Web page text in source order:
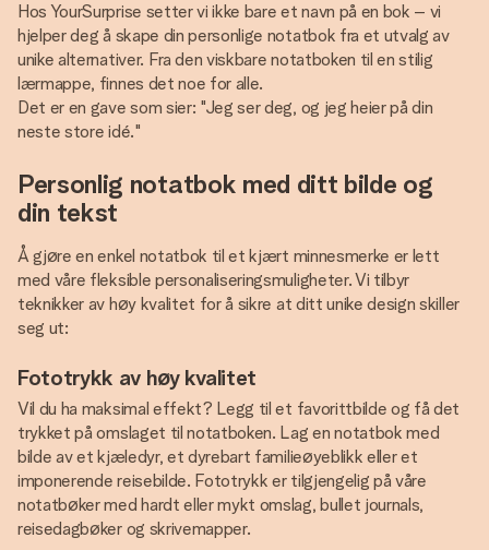
Hos YourSurprise setter vi ikke bare et navn på en bok – vi
hjelper deg å skape din personlige notatbok fra et utvalg av
unike alternativer. Fra den viskbare notatboken til en stilig
lærmappe, finnes det noe for alle.
Det er en gave som sier: "Jeg ser deg, og jeg heier på din
neste store idé."
Personlig notatbok med ditt bilde og
din tekst
Å gjøre en enkel notatbok til et kjært minnesmerke er lett
med våre fleksible personaliseringsmuligheter. Vi tilbyr
teknikker av høy kvalitet for å sikre at ditt unike design skiller
seg ut:
Fototrykk av høy kvalitet
Vil du ha maksimal effekt? Legg til et favorittbilde og få det
trykket på omslaget til notatboken. Lag en notatbok med
bilde av et kjæledyr, et dyrebart familieøyeblikk eller et
imponerende reisebilde. Fototrykk er tilgjengelig på våre
notatbøker med hardt eller mykt omslag, bullet journals,
reisedagbøker og skrivemapper.